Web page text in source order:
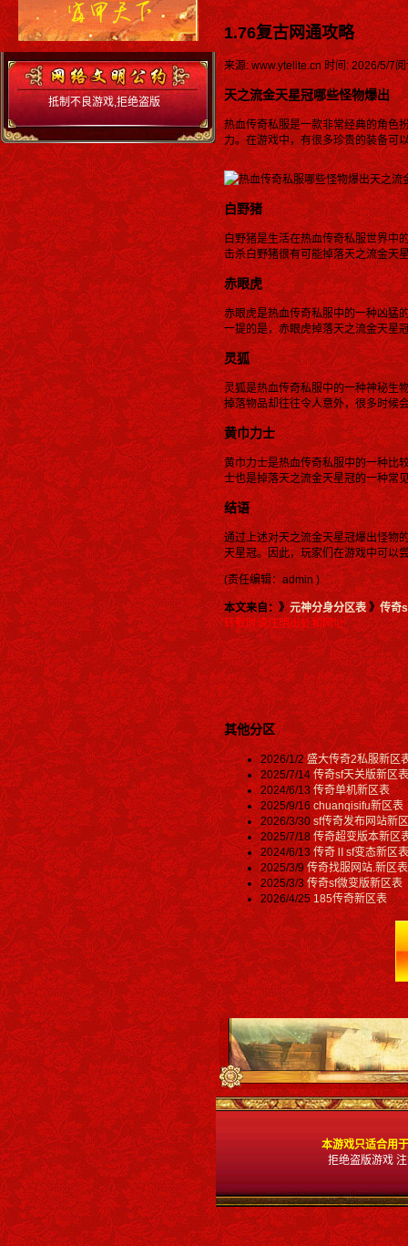
抵制不良游戏,拒绝盗版
游戏 注意自我保护,谨防
沉迷游戏伤身 合理安排
时间.享受健康生活 严厉
打击赌博,营造和谐环境
1.76复古网通攻略
来源: www.ytelite.cn 时间: 2026/5/7
天之流金天星冠哪些怪物爆出
热血传奇私服是一款非常经典的角色
力。在游戏中，有很多珍贵的装备可
白野猪
白野猪是生活在热血传奇私服世界中
击杀白野猪很有可能掉落天之流金天
赤眼虎
赤眼虎是热血传奇私服中的一种凶猛
一提的是，赤眼虎掉落天之流金天星
灵狐
灵狐是热血传奇私服中的一种神秘生
掉落物品却往往令人意外，很多时候
黄巾力士
黄巾力士是热血传奇私服中的一种比
士也是掉落天之流金天星冠的一种常
结语
通过上述对天之流金天星冠爆出怪物
天星冠。因此，玩家们在游戏中可以
(责任编辑：admin )
本文来自：》 元神分身分区表》传奇
转载时请注明出处和网址
其他分区
2026/1/2盛大传奇2私服新区
2025/7/14传奇sf天关版新区表
2024/6/13 传奇单机新区表
2025/9/16 chuanqisifu新区表
2026/3/30sf传奇发布网站新
2025/7/18传奇超变版本新区
2024/6/13传奇Ⅱsf变态新区表
2025/3/9传奇找服网站.新区表
2025/3/3传奇sf微变版新区表
2026/4/25185传奇新区表
本游戏只适合用
拒绝盗版游戏